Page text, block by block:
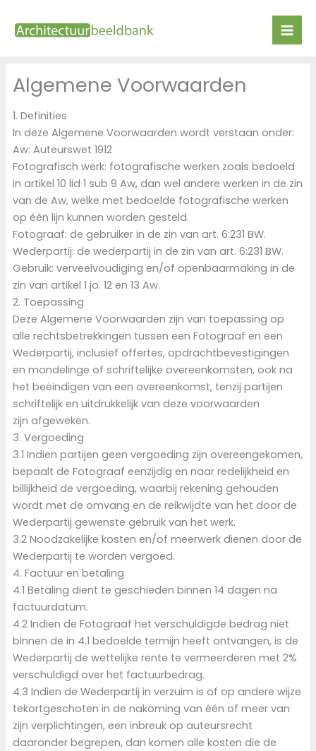
naar
Algemene Voorwaarden
1. Definities
In deze Algemene Voorwaarden wordt verstaan onder:
Aw: Auteurswet 1912
Fotografisch werk: fotografische werken zoals bedoeld
in artikel 10 lid 1 sub 9 Aw, dan wel andere werken in de zin
van de Aw, welke met bedoelde fotografische werken
op één lijn kunnen worden gesteld.
Fotograaf: de gebruiker in de zin van art. 6:231 BW.
Wederpartij: de wederpartij in de zin van art. 6:231 BW.
Gebruik: verveelvoudiging en/of openbaarmaking in de
zin van artikel 1 jo. 12 en 13 Aw.
2. Toepassing
Deze Algemene Voorwaarden zijn van toepassing op
alle rechtsbetrekkingen tussen een Fotograaf en een
Wederpartij, inclusief offertes, opdrachtbevestigingen
en mondelinge of schriftelijke overeenkomsten, ook na
het beëindigen van een overeenkomst, tenzij partijen
schriftelijk en uitdrukkelijk van deze voorwaarden
zijn afgeweken.
3. Vergoeding
3.1 Indien partijen geen vergoeding zijn overeengekomen,
bepaalt de Fotograaf eenzijdig en naar redelijkheid en
billijkheid de vergoeding, waarbij rekening gehouden
wordt met de omvang en de reikwijdte van het door de
Wederpartij gewenste gebruik van het werk.
3.2 Noodzakelijke kosten en/of meerwerk dienen door de
Wederpartij te worden vergoed.
4. Factuur en betaling
4.1 Betaling dient te geschieden binnen 14 dagen na
factuurdatum.
4.2 Indien de Fotograaf het verschuldigde bedrag niet
binnen de in 4.1 bedoelde termijn heeft ontvangen, is de
Wederpartij de wettelijke rente te vermeerderen met 2%
verschuldigd over het factuurbedrag.
4.3 Indien de Wederpartij in verzuim is of op andere wijze
tekortgeschoten in de nakoming van één of meer van
zijn verplichtingen, een inbreuk op auteursrecht
daaronder begrepen, dan komen alle kosten die de